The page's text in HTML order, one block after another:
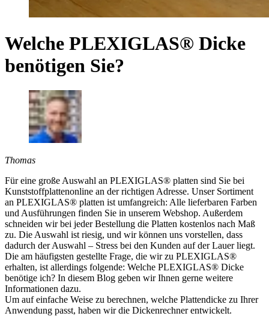
Welche PLEXIGLAS® Dicke
benötigen Sie?
Thomas
Für eine große Auswahl an PLEXIGLAS® platten sind Sie bei
Kunststoffplattenonline an der richtigen Adresse. Unser Sortiment
an PLEXIGLAS® platten ist umfangreich: Alle lieferbaren Farben
und Ausführungen finden Sie in unserem Webshop. Außerdem
schneiden wir bei jeder Bestellung die Platten kostenlos nach Maß
zu. Die Auswahl ist riesig, und wir können uns vorstellen, dass
dadurch der Auswahl – Stress bei den Kunden auf der Lauer liegt.
Die am häufigsten gestellte Frage, die wir zu PLEXIGLAS®
erhalten, ist allerdings folgende: Welche PLEXIGLAS® Dicke
benötige ich? In diesem Blog geben wir Ihnen gerne weitere
Informationen dazu.
Um auf einfache Weise zu berechnen, welche Plattendicke zu Ihrer
Anwendung passt, haben wir die Dickenrechner entwickelt.